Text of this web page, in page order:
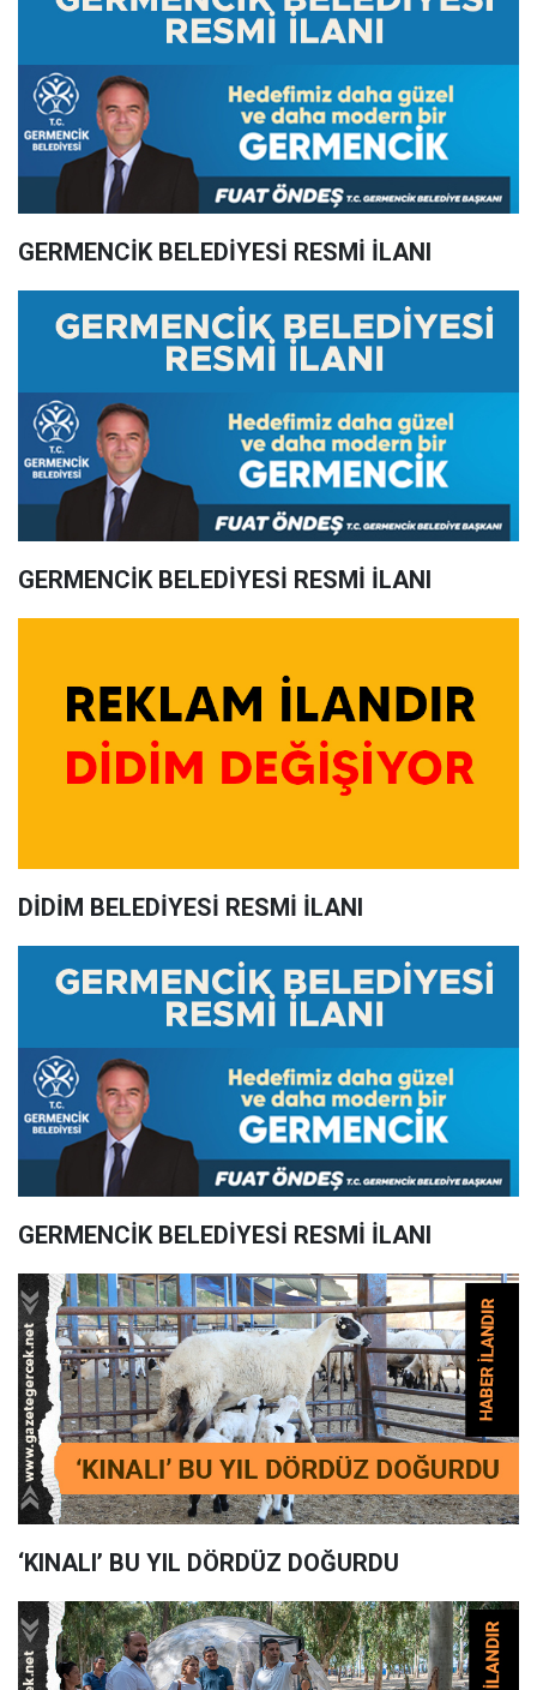
GERMENCİK BELEDİYESİ RESMİ İLANI
GERMENCİK BELEDİYESİ RESMİ İLANI
DİDİM BELEDİYESİ RESMİ İLANI
GERMENCİK BELEDİYESİ RESMİ İLANI
‘KINALI’ BU YIL DÖRDÜZ DOĞURDU